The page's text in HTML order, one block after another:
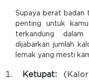
Supaya berat badan
penting untuk
terkandung
dijabarkan jumlah
lemak yang mesti
Ketupat: